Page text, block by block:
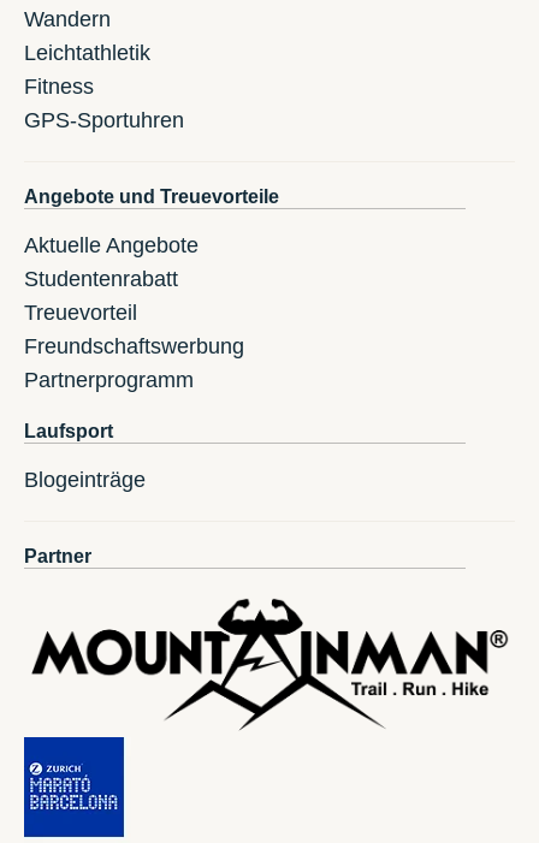
Wandern
Leichtathletik
Fitness
GPS-Sportuhren
Angebote und Treuevorteile
Aktuelle Angebote
Studentenrabatt
Treuevorteil
Freundschaftswerbung
Partnerprogramm
Laufsport
Blogeinträge
Partner